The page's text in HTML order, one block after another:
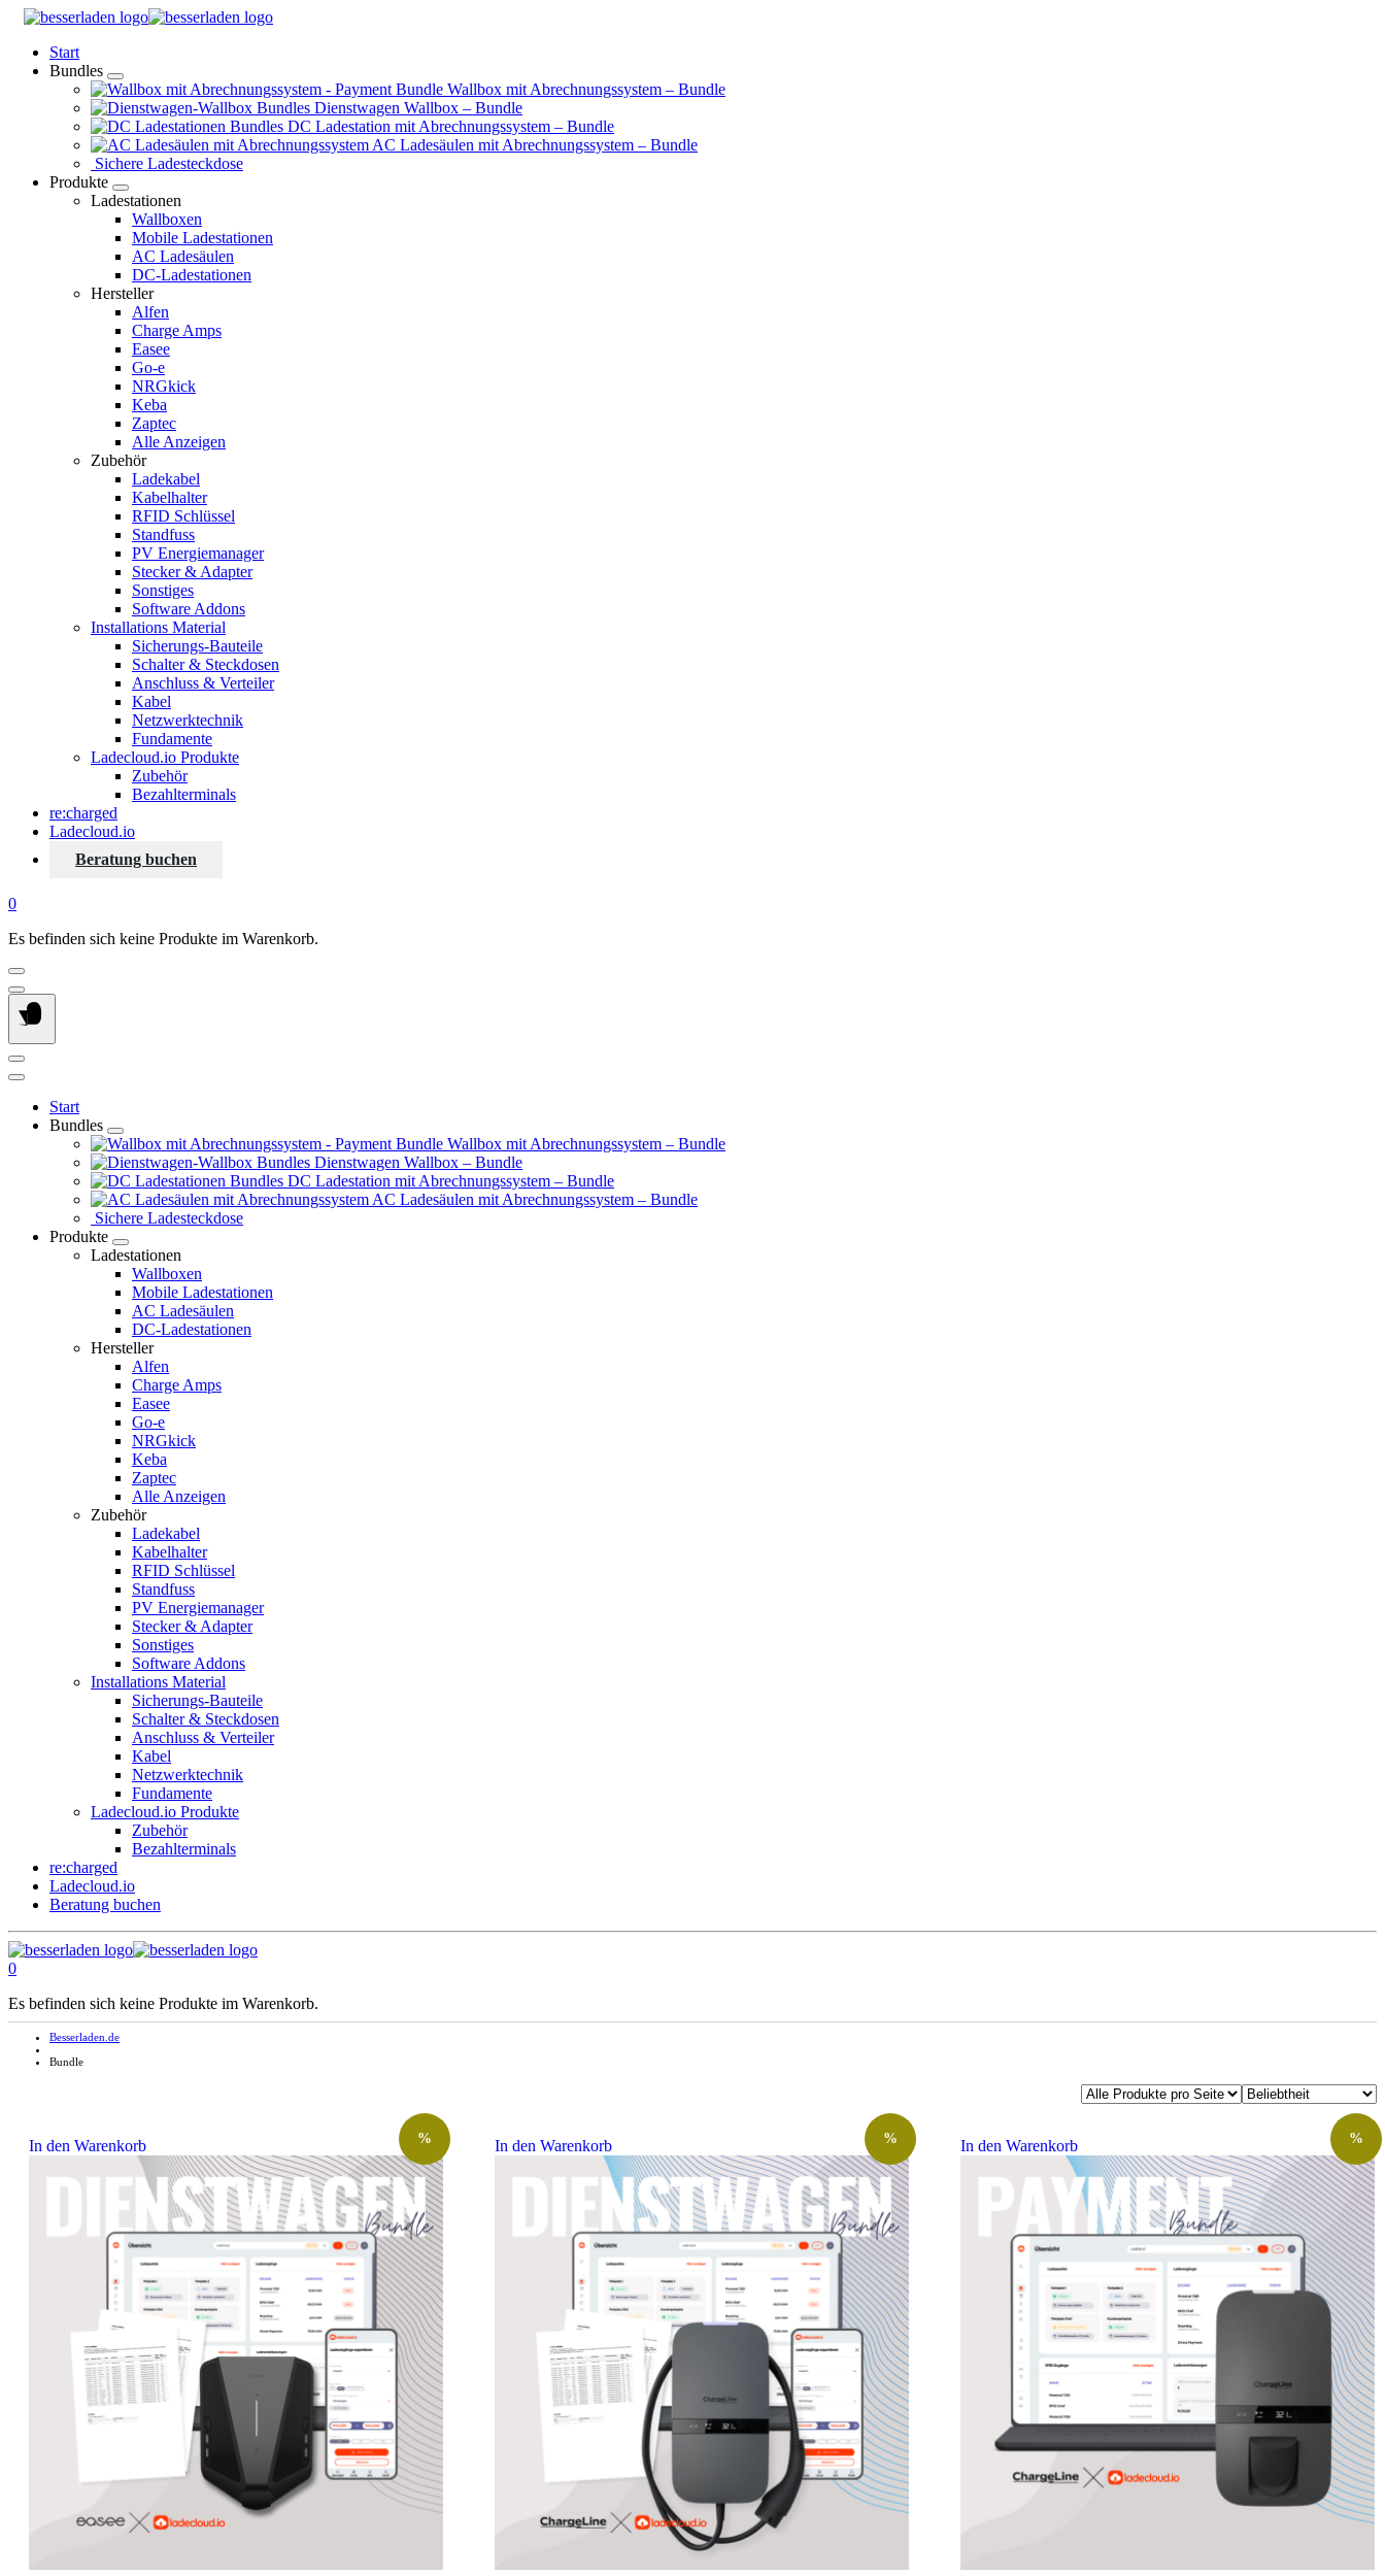
Springe
Inhalt
Start
Bundles
Wallbox mit Abrechnungssystem – Bundle
Dienstwagen Wallbox – Bundle
DC Ladestation mit Abrechnungssystem – Bundle
AC Ladesäulen mit Abrechnungssystem – Bundle
Sichere Ladesteckdose
Produkte
Ladestationen
Wallboxen
Mobile Ladestationen
AC Ladesäulen
DC-Ladestationen
Hersteller
Alfen
Charge Amps
Easee
Go-e
NRGkick
Keba
Zaptec
Alle Anzeigen
Zubehör
Ladekabel
Kabelhalter
RFID Schlüssel
Standfuss
PV Energiemanager
Stecker & Adapter
Sonstiges
Software Addons
Installations Material
Sicherungs-Bauteile
Schalter & Steckdosen
Anschluss & Verteiler
Kabel
Netzwerktechnik
Fundamente
Ladecloud.io Produkte
Zubehör
Bezahlterminals
re:charged
Ladecloud.io
Beratung buchen
0
Es befinden sich keine Produkte im Warenkorb.
Start
Bundles
Wallbox mit Abrechnungssystem – Bundle
Dienstwagen Wallbox – Bundle
DC Ladestation mit Abrechnungssystem – Bundle
AC Ladesäulen mit Abrechnungssystem – Bundle
Sichere Ladesteckdose
Produkte
Ladestationen
Wallboxen
Mobile Ladestationen
AC Ladesäulen
DC-Ladestationen
Hersteller
Alfen
Charge Amps
Easee
Go-e
NRGkick
Keba
Zaptec
Alle Anzeigen
Zubehör
Ladekabel
Kabelhalter
RFID Schlüssel
Standfuss
PV Energiemanager
Stecker & Adapter
Sonstiges
Software Addons
Installations Material
Sicherungs-Bauteile
Schalter & Steckdosen
Anschluss & Verteiler
Kabel
Netzwerktechnik
Fundamente
Ladecloud.io Produkte
Zubehör
Bezahlterminals
re:charged
Ladecloud.io
Beratung buchen
0
Es befinden sich keine Produkte im Warenkorb.
Besserladen.de
Bundle
In den Warenkorb % In den Warenkorb % In den Warenkorb %